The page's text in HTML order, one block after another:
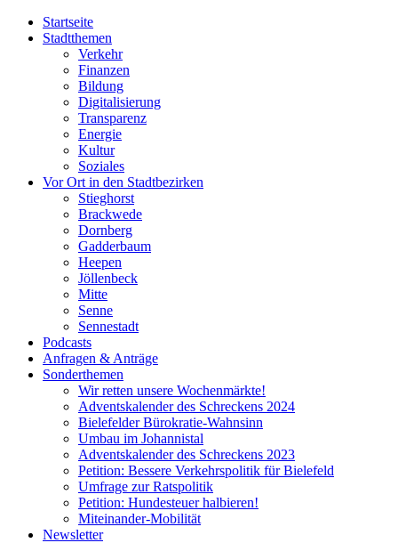
Startseite
Stadtthemen
Verkehr
Finanzen
Bildung
Digitalisierung
Transparenz
Energie
Kultur
Soziales
Vor Ort in den Stadtbezirken
Stieghorst
Brackwede
Dornberg
Gadderbaum
Heepen
Jöllenbeck
Mitte
Senne
Sennestadt
Podcasts
Anfragen & Anträge
Sonderthemen
Wir retten unsere Wochenmärkte!
Adventskalender des Schreckens 2024
Bielefelder Bürokratie-Wahnsinn
Umbau im Johannistal
Adventskalender des Schreckens 2023
Petition: Bessere Verkehrspolitik für Bielefeld​​
Umfrage zur Ratspolitik
Petition: Hundesteuer halbieren!
Miteinander-Mobilität
Newsletter